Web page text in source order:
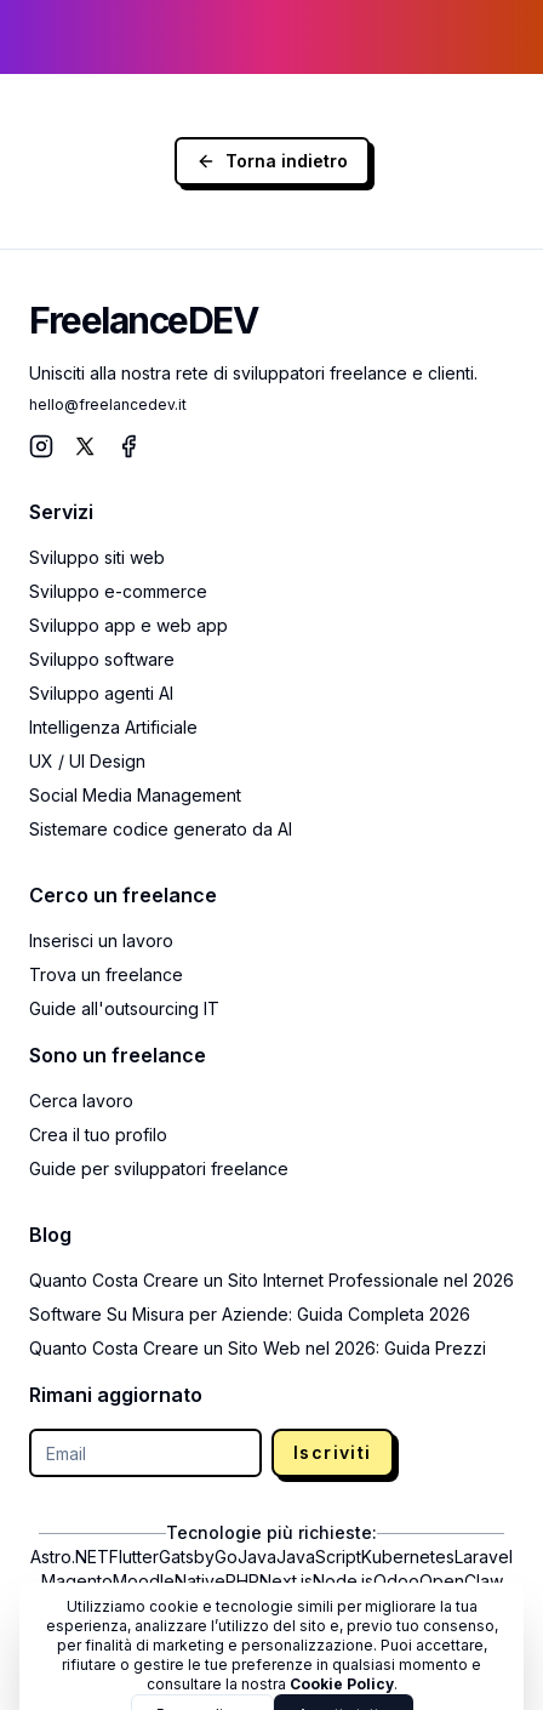
Torna indietro
FreelanceDEV
FreelanceDEV
Unisciti alla nostra rete di sviluppatori freelance e clienti.
hello@freelancedev.it
Servizi
Sviluppo siti web
Sviluppo e-commerce
Sviluppo app e web app
Sviluppo software
Sviluppo agenti AI
Intelligenza Artificiale
UX / UI Design
Social Media Management
Sistemare codice generato da AI
Cerco un freelance
Inserisci un lavoro
Trova un freelance
Guide all'outsourcing IT
Sono un freelance
Cerca lavoro
Crea il tuo profilo
Guide per sviluppatori freelance
Blog
Quanto Costa Creare un Sito Internet Professionale nel 2026
Software Su Misura per Aziende: Guida Completa 2026
Quanto Costa Creare un Sito Web nel 2026: Guida Prezzi
Rimani aggiornato
Iscriviti
Tecnologie più richieste:
Astro.NETFlutterGatsbyGoJavaJavaScriptKubernetesLaravel
MagentoMoodleNativePHPNext.jsNode.jsOdooOpenClaw
PHPPrestaShopPythonReactReact NativeRustShopifyStrapi
SvelteSvelteKitSymfonyVercelViteVue.jsWooCommerce
WordPress
Informazioni utili:
Utilizziamo cookie e tecnologie simili per migliorare la tua
esperienza, analizzare l’utilizzo del sito e, previo tuo consenso,
per finalità di marketing e personalizzazione. Puoi accettare,
rifiutare o gestire le tue preferenze in qualsiasi momento e
consultare la nostra Cookie Policy.